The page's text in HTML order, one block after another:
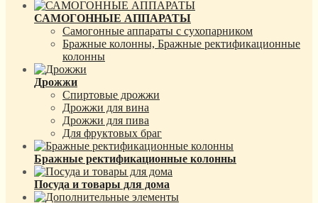
САМОГОННЫЕ АППАРАТЫ
Самогонные аппараты с сухопарником
Бражные колонны, Бражные ректификационные
колонны
Дрожжи
Спиртовые дрожжи
Дрожжи для вина
Дрожжи для пива
Для фруктовых браг
Бражные ректификационные колонны
Посуда и товары для дома